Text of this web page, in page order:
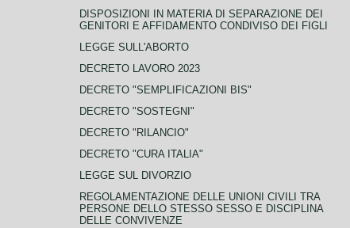
DISPOSIZIONI IN MATERIA DI SEPARAZIONE DEI
GENITORI E AFFIDAMENTO CONDIVISO DEI FIGLI
LEGGE SULL'ABORTO
DECRETO LAVORO 2023
DECRETO "SEMPLIFICAZIONI BIS"
DECRETO "SOSTEGNI"
DECRETO "RILANCIO"
DECRETO "CURA ITALIA"
LEGGE SUL DIVORZIO
REGOLAMENTAZIONE DELLE UNIONI CIVILI TRA
PERSONE DELLO STESSO SESSO E DISCIPLINA
DELLE CONVIVENZE